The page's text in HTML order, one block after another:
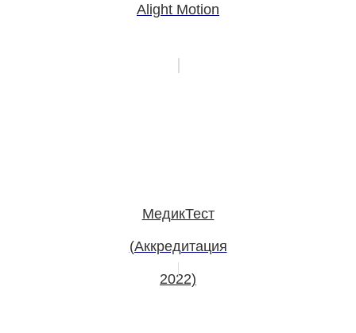
Alight Motion
МедикТест
(Аккредитация
2022)